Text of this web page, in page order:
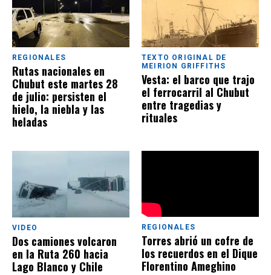
REGIONALES
Rutas nacionales en
Chubut este martes 28
de julio: persisten el
hielo, la niebla y las
heladas
TEXTO ORIGINAL DE
MEIRION GRIFFITHS
Vesta: el barco que trajo
el ferrocarril al Chubut
entre tragedias y
rituales
VIDEO
Dos camiones volcaron
en la Ruta 260 hacia
Lago Blanco y Chile
REGIONALES
Torres abrió un cofre de
los recuerdos en el Dique
Florentino Ameghino